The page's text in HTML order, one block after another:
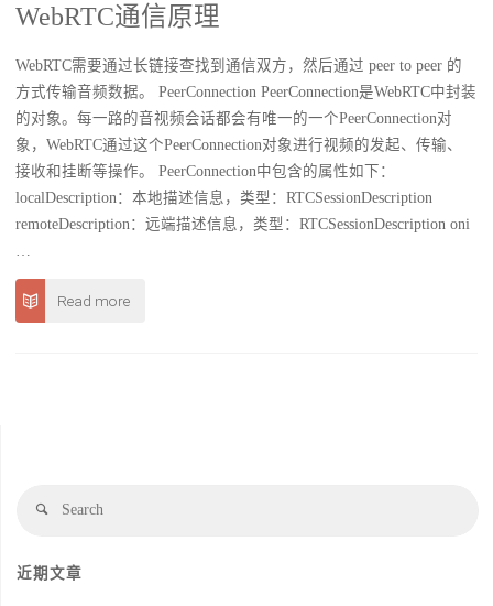
WebRTC通信原理
WebRTC需要通过长链接查找到通信双方，然后通过 peer to peer 的
方式传输音频数据。 PeerConnection PeerConnection是WebRTC中封装
的对象。每一路的音视频会话都会有唯一的一个PeerConnection对
象，WebRTC通过这个PeerConnection对象进行视频的发起、传输、
接收和挂断等操作。 PeerConnection中包含的属性如下：
localDescription：本地描述信息，类型：RTCSessionDescription
remoteDescription：远端描述信息，类型：RTCSessionDescription oni
Read more
近期文章